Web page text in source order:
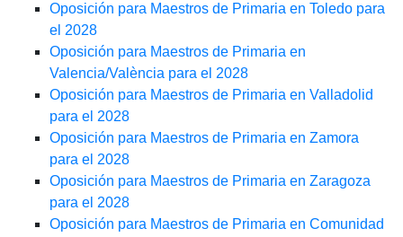
Oposición para Maestros de Primaria en Toledo para
el 2028
Oposición para Maestros de Primaria en
Valencia/València para el 2028
Oposición para Maestros de Primaria en Valladolid
para el 2028
Oposición para Maestros de Primaria en Zamora
para el 2028
Oposición para Maestros de Primaria en Zaragoza
para el 2028
Oposición para Maestros de Primaria en Comunidad